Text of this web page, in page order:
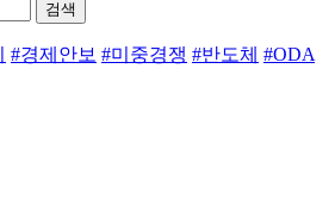
검색
#경제안보 #미중경쟁 #반도체 #ODA